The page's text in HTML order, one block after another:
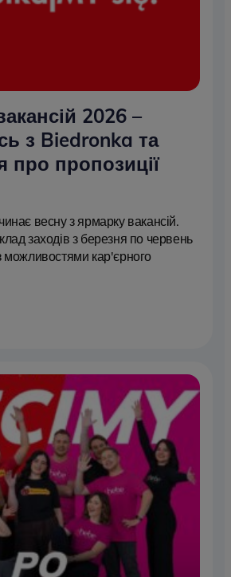
2026 –
з Biedronka та
про пропозиції
весну з ярмарку вакансій.
заходів з березня по червень
можливостями кар'єрного